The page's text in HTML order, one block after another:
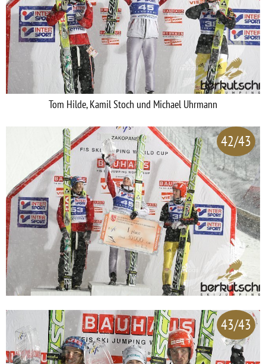
Tom Hilde, Kamil Stoch und Michael Uhrmann
42/43
43/43